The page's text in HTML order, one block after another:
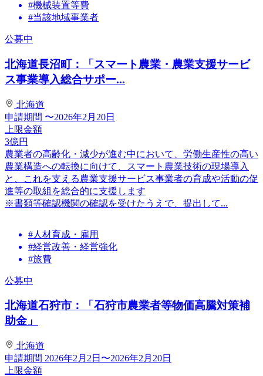
#機械装置等費
#当該地域事業者
公募中
北海道長沼町：「スマート農業・農業支援サービ
ス事業導入総合サポー...
北海道
申請期間 〜2026年2月20日
上限金額
3億円
農業者の高齢化・減少が進む中において、労働生産性の高い
農業構造への転換に向けて、スマート農業技術の現場導入
と、これを支える農業支援サービス事業者の育成や活動の促
進等の取組を総合的に支援します
※書類等確認機関の確認を受けたうえで、提出して...
#人材育成・雇用
#経営改善・経営強化
#旅費
公募中
北海道石狩市：「石狩市農業者等物価高騰対策補
助金」
北海道
申請期間 2026年2月2日〜2026年2月20日
上限金額